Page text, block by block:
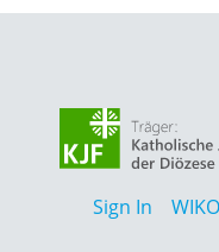
WIKO
Sign In